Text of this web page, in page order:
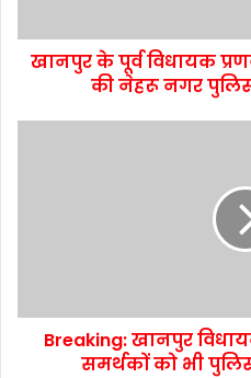
खानपुर के पूर्व विधायक
की नेहरू नगर
Breaking: खानपुर
समर्थकों को भी